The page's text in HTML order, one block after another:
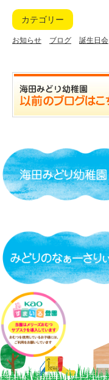
カテゴリー
お知らせ ブログ 誕生日会